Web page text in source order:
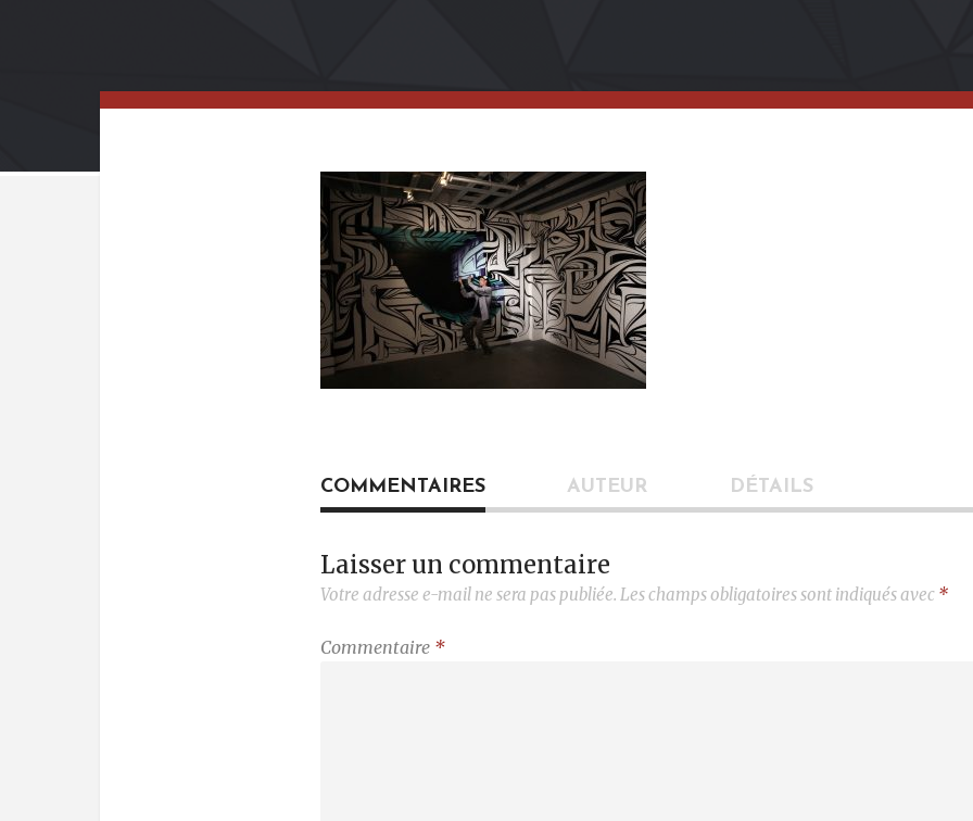
COMMENTAIRES AUTEUR DÉTAILS
Laisser un commentaire
Votre adresse e-mail ne sera pas publiée. Les champs obligatoires sont indiqués avec *
Commentaire *